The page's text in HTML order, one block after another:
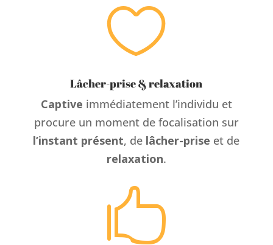

Lâcher-prise & relaxation
Captive immédiatement l’individu et
procure un moment de focalisation sur
l’instant présent, de lâcher-prise et de
relaxation.
